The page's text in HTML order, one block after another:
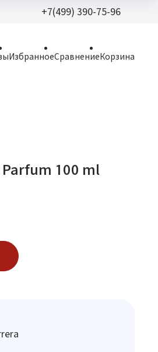
+7(499) 390-75-96
ИзбранноеСравнениеКорзина
Parfum 100 ml